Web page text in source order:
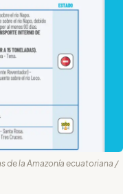
de la Amazonía ecuatoriana /